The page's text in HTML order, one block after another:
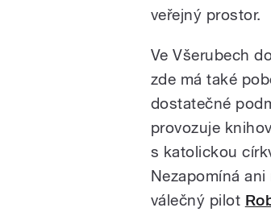
veřejný prostor.
Ve Všerubech
zde má také
dostatečné
provozuje
s katolickou
Nezapomíná
válečný pilot